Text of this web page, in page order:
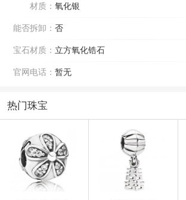
材质： 氧化银
能否拆卸： 否
宝石材质： 立方氧化锆石
官网电话： 暂无
热门珠宝